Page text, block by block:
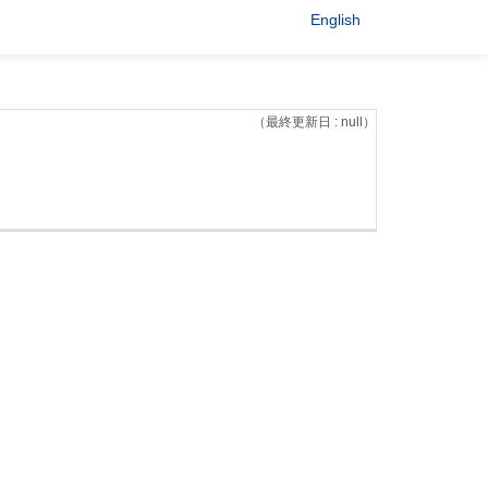
English
（最終更新日 : null）